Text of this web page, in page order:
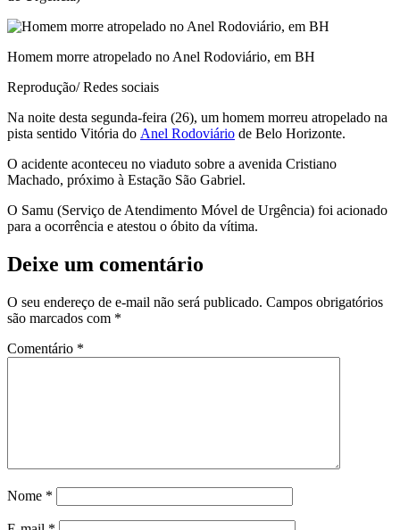
Homem morre atropelado no Anel Rodoviário, em BH
Reprodução/ Redes sociais
Na noite desta segunda-feira (26), um homem morreu atropelado na
pista sentido Vitória do Anel Rodoviário de Belo Horizonte.
O acidente aconteceu no viaduto sobre a avenida Cristiano
Machado, próximo à Estação São Gabriel.
O Samu (Serviço de Atendimento Móvel de Urgência) foi acionado
para a ocorrência e atestou o óbito da vítima.
Deixe um comentário
O seu endereço de e-mail não será publicado. Campos obrigatórios
são marcados com *
Comentário *
Nome *